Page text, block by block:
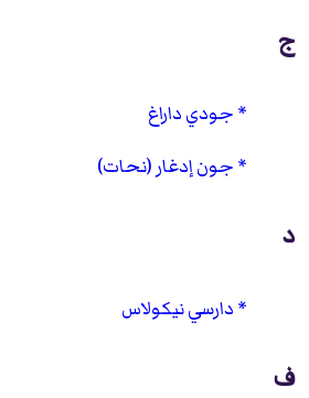
ج
جودي داراغ
جون إدغار (نحات)
د
دارسي نيكولاس
ف